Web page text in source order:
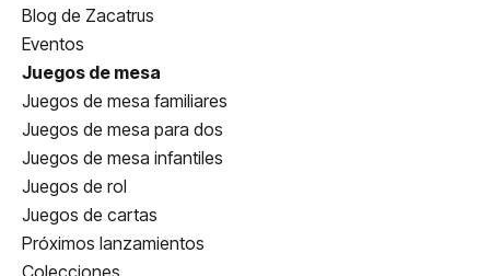
Blog de Zacatrus
Eventos
Juegos de mesa
Juegos de mesa familiares
Juegos de mesa para dos
Juegos de mesa infantiles
Juegos de rol
Juegos de cartas
Próximos lanzamientos
Colecciones